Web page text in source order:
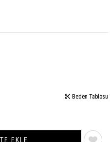
Beden Tablosu
Beden Tablosu